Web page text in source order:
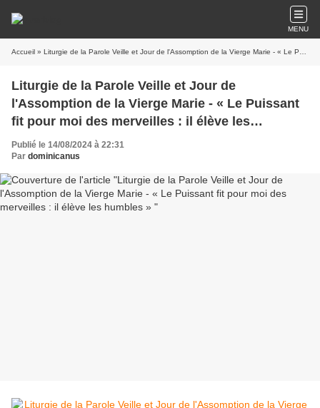
MENU
Accueil » Liturgie de la Parole Veille et Jour de l'Assomption de la Vierge Marie - « Le Puissant fit pour moi des merveilles : il élève les humbles »
Liturgie de la Parole Veille et Jour de
l'Assomption de la Vierge Marie - « Le Puissant
fit pour moi des merveilles : il élève les
humbles »
Publié le 14/08/2024 à 22:31
Par dominicanus